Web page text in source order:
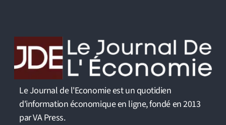
Le Journal de l'Economie est un quotidien
d'information économique en ligne, fondé en 2013
par VA Press.